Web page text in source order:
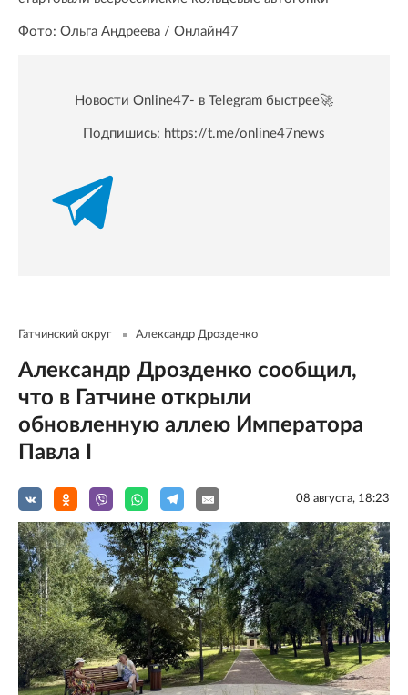
Фото: Ольга Андреева / Онлайн47
Новости Online47- в Telegram быстрее🚀
Подпишись: https://t.me/online47news
Гатчинский округ Александр Дрозденко
Александр Дрозденко сообщил,
что в Гатчине открыли
обновленную аллею Императора
Павла I
08 августа, 18:23